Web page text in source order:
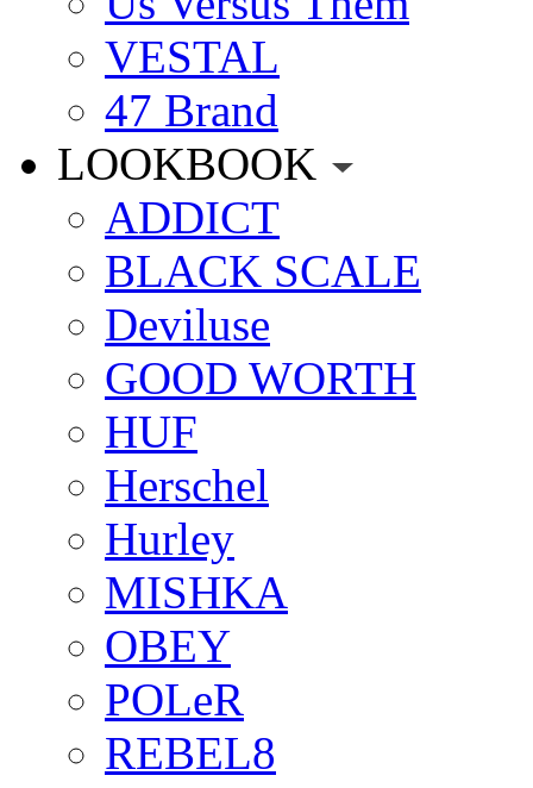
VESTAL
47 Brand
LOOKBOOK
ADDICT
BLACK SCALE
Deviluse
GOOD WORTH
HUF
Herschel
Hurley
MISHKA
OBEY
POLeR
REBEL8